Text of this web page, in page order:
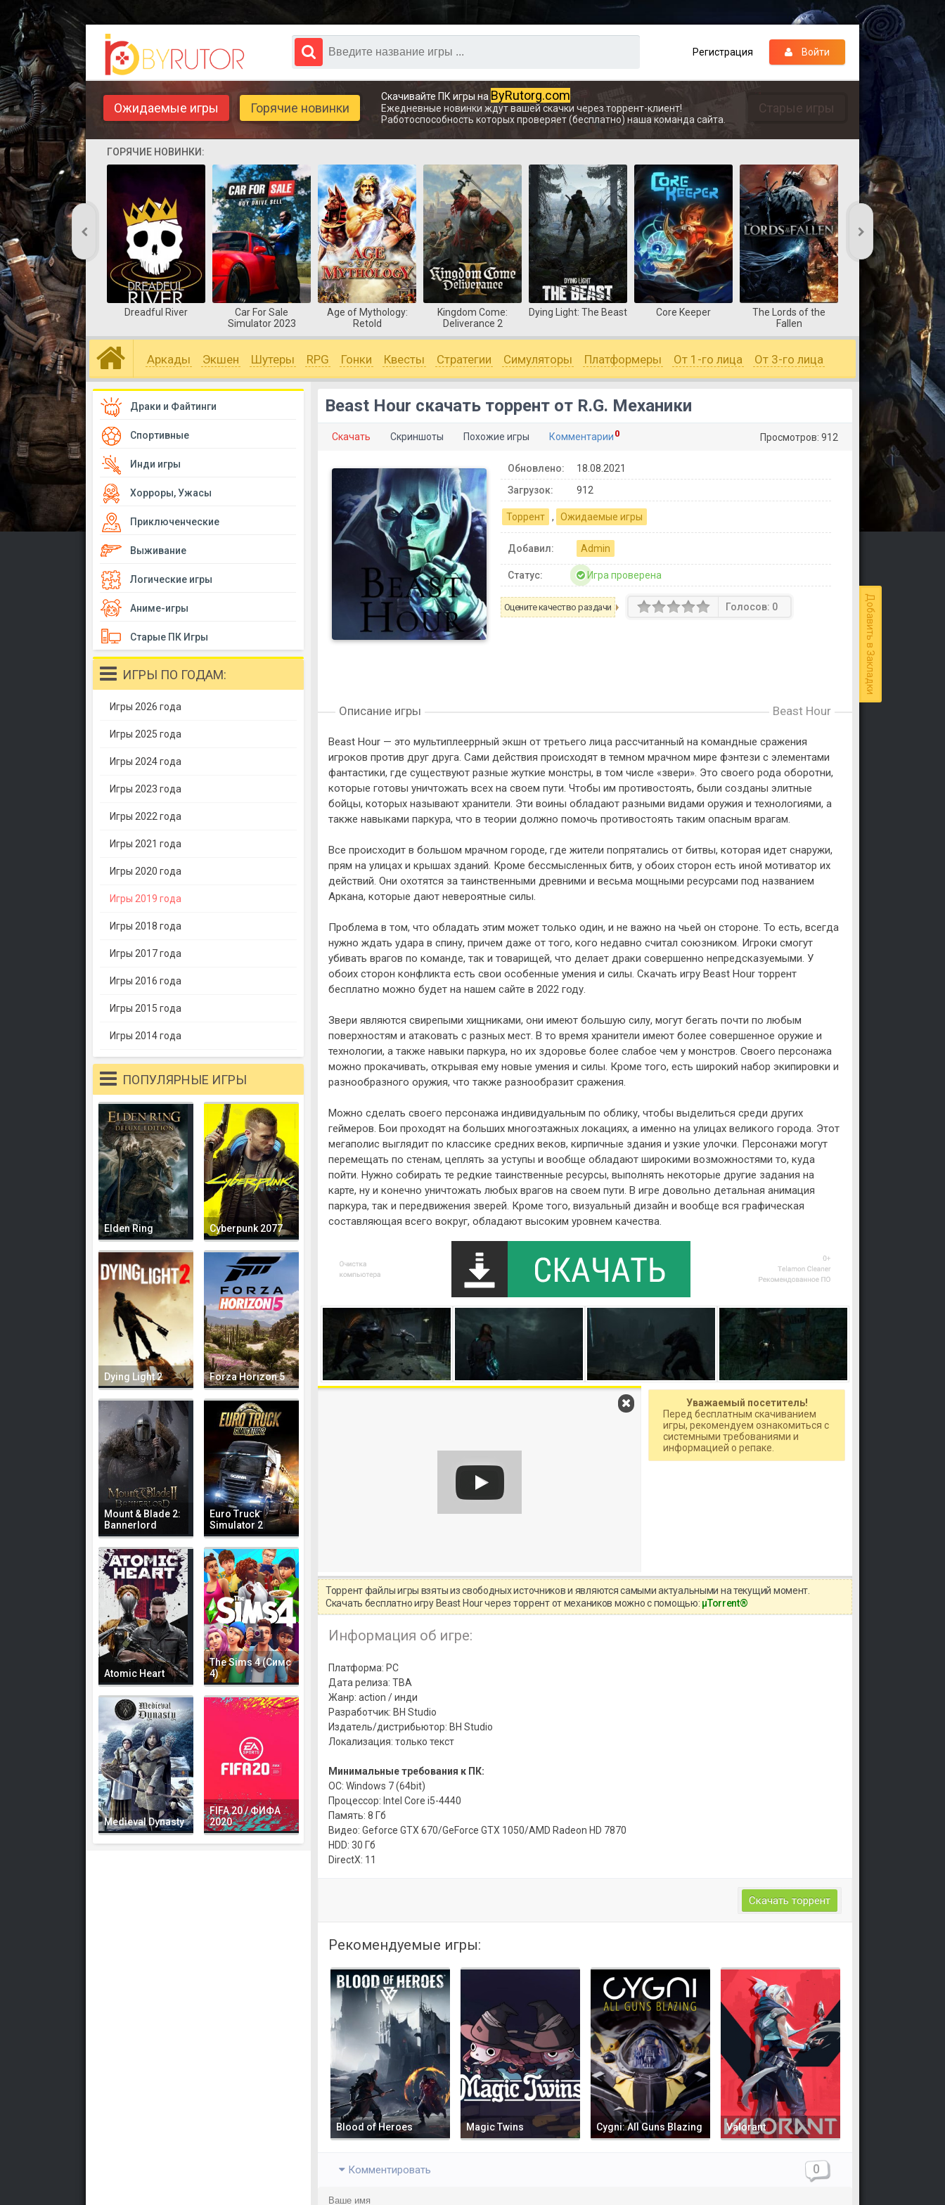
Регистрация Войти
Ожидаемые игры Горячие новинки Старые игры
Скачивайте ПК игры на ByRutorg.com
Ежедневные новинки ждут вашей скачки через торрент-клиент!
Работоспособность которых проверяет (бесплатно) наша команда сайта.
ГОРЯЧИЕ НОВИНКИ:
Dreadful River
Car For Sale
Simulator 2023
Age of Mythology:
Retold
Kingdom Come:
Deliverance 2
Dying Light: The Beast Core Keeper
The Lords of the
Fallen
REANIMAL
Аркады Экшен Шутеры RPG Гонки Квесты Стратегии Симуляторы Платформеры От 1-го лица От 3-го лица
Добавить в Закладки
Beast Hour скачать торрент от R.G. Механики
Скачать Скриншоты Похожие игры Комментарии 0 Просмотров: 912
Обновлено:
18.08.2021
Загрузок:
912
Торрент , Ожидаемые игры
Добавил: Admin
Статус: Игра проверена
Оцените качество раздачи Голосов: 0
Описание игры Beast Hour
Beast Hour — это мультиплееррный экшн от третьего лица рассчитанный на командные сражения
игроков против друг друга. Сами действия происходят в темном мрачном мире фэнтези с элементами
фантастики, где существуют разные жуткие монстры, в том числе «звери». Это своего рода оборотни,
которые готовы уничтожать всех на своем пути. Чтобы им противостоять, были созданы элитные
бойцы, которых называют хранители. Эти воины обладают разными видами оружия и технологиями, а
также навыками паркура, что в теории должно помочь противостоять таким опасным врагам.
Все происходит в большом мрачном городе, где жители попрятались от битвы, которая идет снаружи,
прям на улицах и крышах зданий. Кроме бессмысленных битв, у обоих сторон есть иной мотиватор их
действий. Они охотятся за таинственными древними и весьма мощными ресурсами под названием
Аркана, которые дают невероятные силы.
Проблема в том, что обладать этим может только один, и не важно на чьей он стороне. То есть, всегда
нужно ждать удара в спину, причем даже от того, кого недавно считал союзником. Игроки смогут
убивать врагов по команде, так и товарищей, что делает драки совершенно непредсказуемыми. У
обоих сторон конфликта есть свои особенные умения и силы. Скачать игру Beast Hour торрент
бесплатно можно будет на нашем сайте в 2022 году.
Звери являются свирепыми хищниками, они имеют большую силу, могут бегать почти по любым
поверхностям и атаковать с разных мест. В то время хранители имеют более совершенное оружие и
технологии, а также навыки паркура, но их здоровье более слабое чем у монстров. Своего персонажа
можно прокачивать, открывая ему новые умения и силы. Кроме того, есть широкий набор экипировки и
разнообразного оружия, что также разнообразит сражения.
Можно сделать своего персонажа индивидуальным по облику, чтобы выделиться среди других
геймеров. Бои проходят на больших многоэтажных локациях, а именно на улицах великого города. Этот
мегаполис выглядит по классике средних веков, кирпичные здания и узкие улочки. Персонажи могут
перемещать по стенам, цеплять за уступы и вообще обладают широкими возможностями то, куда
пойти. Нужно собирать те редкие таинственные ресурсы, выполнять некоторые другие задания на
карте, ну и конечно уничтожать любых врагов на своем пути. В игре довольно детальная анимация
паркура, так и передвижения зверей. Кроме того, визуальный дизайн и вообще вся графическая
составляющая всего вокруг, обладают высоким уровнем качества.
Уважаемый посетитель!
Перед бесплатным скачиванием
игры, рекомендуем ознакомиться с
системными требованиями и
информацией о репаке.
Торрент файлы игры взяты из свободных источников и являются самыми актуальными на текущий момент.
Скачать бесплатно игру Beast Hour через торрент от механиков можно с помощью: μTorrent®
Информация об игре:
Платформа: PC
Дата релиза: TBA
Жанр: action / инди
Разработчик: BH Studio
Издатель/дистрибьютор: BH Studio
Локализация: только текст
Минимальные требования к ПК:
ОС: Windows 7 (64bit)
Процессор: Intel Core i5-4440
Память: 8 Гб
Видео: Geforce GTX 670/GeForce GTX 1050/AMD Radeon HD 7870
HDD: 30 Гб
DirectX: 11
Скачать торрент
Рекомендуемые игры:
Blood of Heroes Magic Twins Cygni: All Guns Blazing Valorant
Комментировать 0
Драки и Файтинги
Спортивные
Инди игры
Хорроры, Ужасы
Приключенческие
Выживание
Логические игры
Аниме-игры
Старые ПК Игры
ИГРЫ ПО ГОДАМ:
Игры 2026 года
Игры 2025 года
Игры 2024 года
Игры 2023 года
Игры 2022 года
Игры 2021 года
Игры 2020 года
Игры 2019 года
Игры 2018 года
Игры 2017 года
Игры 2016 года
Игры 2015 года
Игры 2014 года
ПОПУЛЯРНЫЕ ИГРЫ
Elden Ring Cyberpunk 2077
Dying Light 2 Forza Horizon 5
Mount & Blade 2:
Bannerlord
Euro Truck
Simulator 2
Atomic Heart
The Sims 4 (Симс
4)
Medieval Dynasty
FIFA 20 / ФИФА
2020